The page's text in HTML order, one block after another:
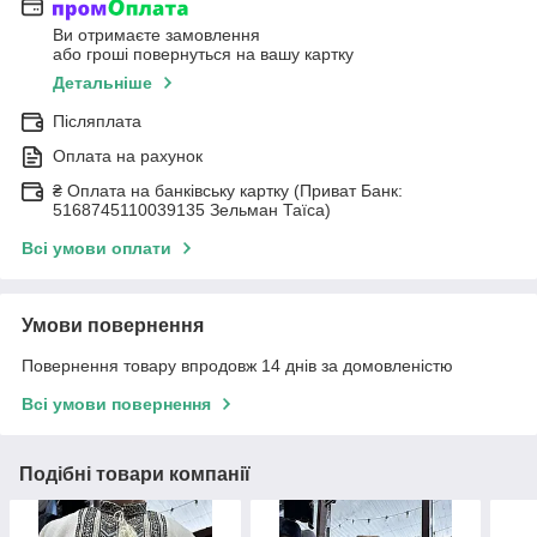
Ви отримаєте замовлення
або гроші повернуться на вашу картку
Детальніше
Післяплата
Оплата на рахунок
₴ Оплата на банківську картку (Приват Банк:
5168745110039135 Зельман Таїса)
Всі умови оплати
Умови повернення
Повернення товару впродовж 14 днів за домовленістю
Всі умови повернення
Подібні товари компанії